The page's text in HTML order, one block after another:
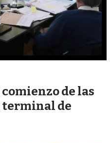
de las
terminal de